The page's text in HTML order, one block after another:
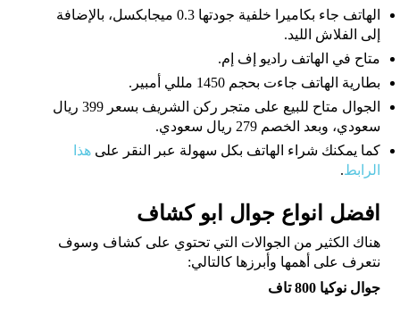
الهاتف جاء بكاميرا خلفية جودتها 0.3 ميجابكسل، بالإضافة
إلى الفلاش الليد.
متاح في الهاتف راديو إف إم.
بطارية الهاتف جاءت بحجم 1450 مللي أمبير.
الجوال متاح للبيع على متجر ركن الشريف بسعر 399 ريال
سعودي، وبعد الخصم 279 ريال سعودي.
كما يمكنك شراء الهاتف بكل سهولة عبر النقر علىهذا
الرابط.
افضل انواع جوال ابو كشاف
هناك الكثير من الجوالات التي تحتوي على كشاف وسوف
نتعرف على أهمها وأبرزها كالتالي:
جوال نوكيا 800 تاف